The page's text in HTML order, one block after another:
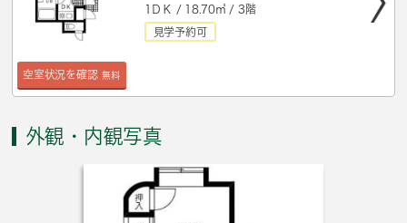
空室状況を確認 無料
1ＤＫ / 18.70㎡ / 3階
見学予約可
外観・内観写真